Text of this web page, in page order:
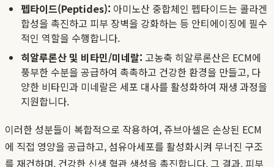
펩타이드(Peptides): 아미노산 중합체인 펩타이드는 콜라겐
합성을 촉진하고 피부 장벽을 강화하는 등 안티에이징에 필수
적인 역할을 수행합니다.
히알루론산 및 비타민/미네랄: 고농축 히알루론산은 ECM에
풍부한 수분을 공급하여 촉촉하고 건강한 환경을 만들고, 다
양한 비타민과 미네랄은 세포 대사를 활성화하여 재생 과정을
지원합니다.
이러한 성분들이 복합적으로 작용하여, 쥬브아셀은 손상된 ECM
에 직접 영양을 공급하고, 섬유아세포를 활성화시켜 무너진 구조
를 재건하며, 건강한 신생 혈관 생성을 촉진합니다. 그 결과, 피부